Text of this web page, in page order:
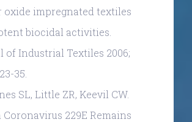
oxide impregnated textiles
biocidal activities.
of Industrial Textiles 2006;
35.
SL, Little ZR, Keevil CW.
Coronavirus 229E Remains